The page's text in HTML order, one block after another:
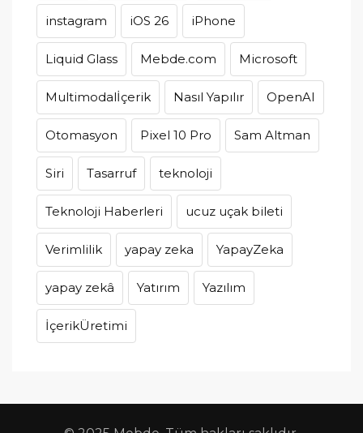
instagram iOS 26 iPhone
Liquid Glass Mebde.com Microsoft
Multimodalİçerik Nasıl Yapılır OpenAI
Otomasyon Pixel 10 Pro Sam Altman
Siri Tasarruf teknoloji
Teknoloji Haberleri ucuz uçak bileti
Verimlilik yapay zeka YapayZeka
yapay zekâ Yatırım Yazılım
İçerikÜretimi